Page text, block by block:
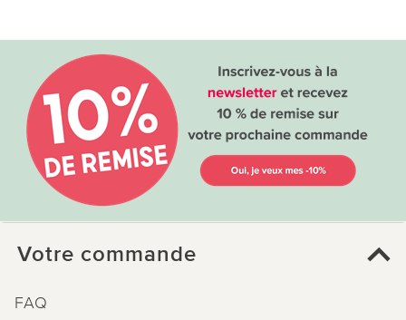
Votre commande
FAQ